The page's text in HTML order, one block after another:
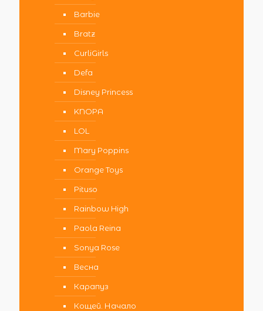
Barbie
Bratz
CurliGirls
Defa
Disney Princess
KNOPA
LOL
Mary Poppins
Orange Toys
Pituso
Rainbow High
Paola Reina
Sonya Rose
Весна
Карапуз
Кощей. Начало